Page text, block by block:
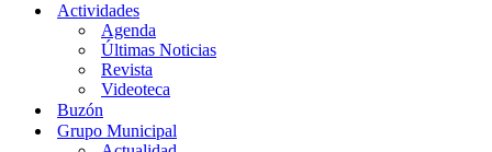
Actividades
Agenda
Últimas Noticias
Revista
Videoteca
Buzón
Grupo Municipal